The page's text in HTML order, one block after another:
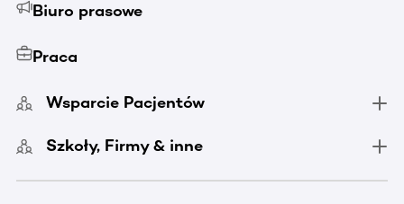
Biuro prasowe
Praca
Wsparcie Pacjentów
Szkoły, Firmy & inne